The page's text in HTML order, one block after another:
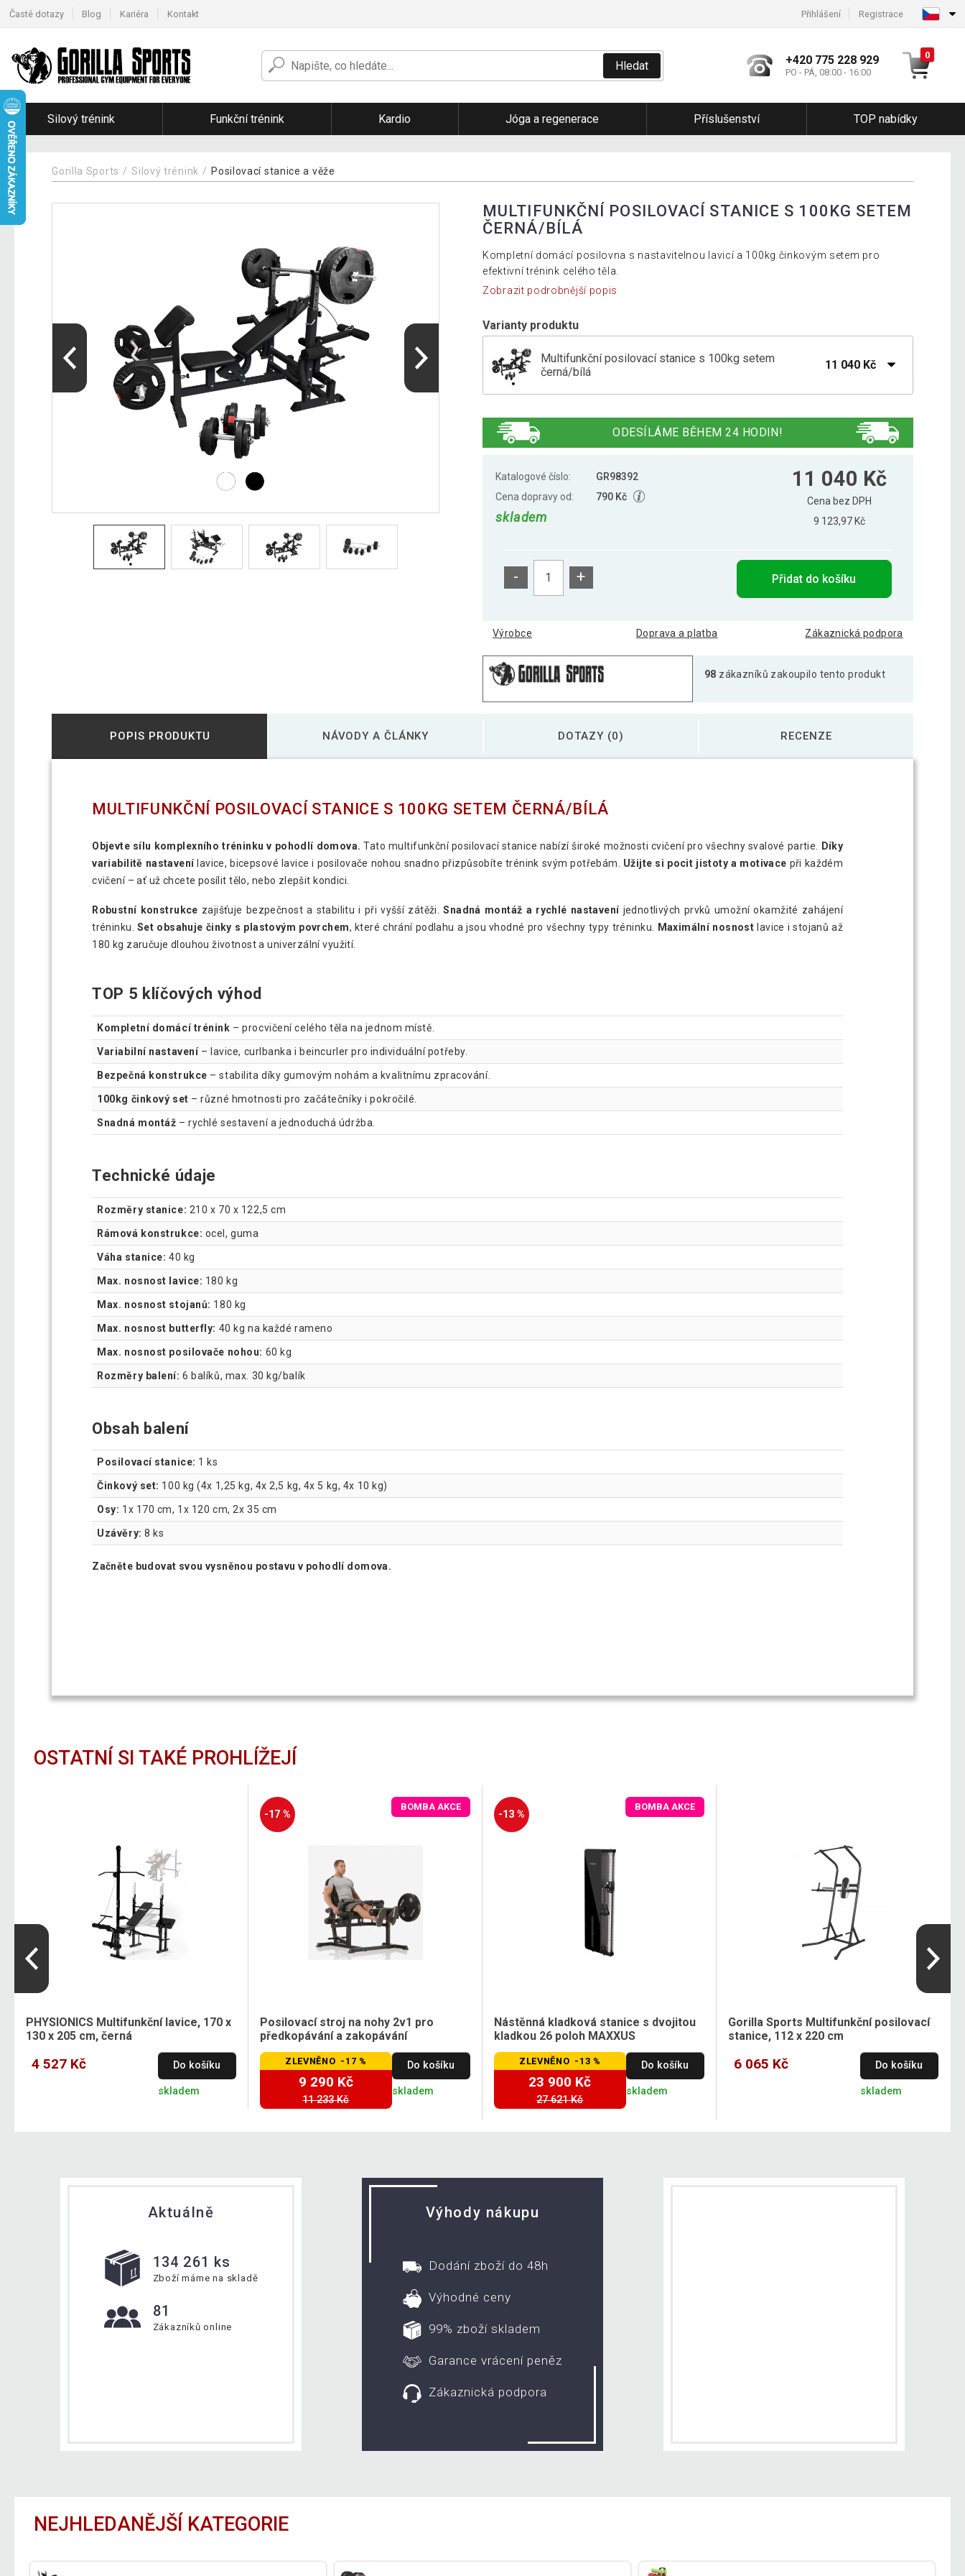
Časté dotazy Blog Kariéra Kontakt Přihlášení Registrace
Hledat +420 775 228 929
PO - PÁ, 08:00 - 16:00
0
Silový trénink Funkční trénink Kardio Jóga a regenerace Příslušenství TOP nabídky
Gorilla Sports Silový trénink Posilovací stanice a věže
MULTIFUNKČNÍ POSILOVACÍ STANICE S 100KG SETEM
ČERNÁ/BÍLÁ
Kompletní domácí posilovna s nastavitelnou lavicí a 100kg činkovým setem pro
efektivní trénink celého těla.
Zobrazit podrobnější popis
Varianty produktu
Multifunkční posilovací stanice s 100kg setem
černá/bílá
11 040 Kč
ODESÍLÁME BĚHEM 24 HODIN!
Katalogové číslo:
GR98392
Cena dopravy od:
790 Kč
skladem
11 040 Kč
Cena bez DPH
9 123,97 Kč
- + Přidat do košíku
Výrobce Doprava a platba Zákaznická podpora
98 zákazníků zakoupilo tento produkt
POPIS PRODUKTU NÁVODY A ČLÁNKY DOTAZY (0) RECENZE
MULTIFUNKČNÍ POSILOVACÍ STANICE S 100KG SETEM ČERNÁ/BÍLÁ
Objevte sílu komplexního tréninku v pohodlí domova. Tato multifunkční posilovací stanice nabízí široké možnosti cvičení pro všechny svalové partie. Díky
variabilitě nastavenílavice, bicepsové lavice i posilovače nohou snadno přizpůsobíte trénink svým potřebám. Užijte si pocit jistoty a motivace při každém
cvičení – ať už chcete posílit tělo, nebo zlepšit kondici.
Robustní konstrukce zajišťuje bezpečnost a stabilitu i při vyšší zátěži.Snadná montáž a rychlé nastaveníjednotlivých prvků umožní okamžité zahájení
tréninku. Set obsahuje činky s plastovým povrchem, které chrání podlahu a jsou vhodné pro všechny typy tréninku. Maximální nosnost lavice i stojanů až
180 kg zaručuje dlouhou životnost a univerzální využití.
TOP 5 klíčových výhod
Kompletní domácí trénink – procvičení celého těla na jednom místě.
Variabilní nastavení– lavice, curlbanka i beincurler pro individuální potřeby.
Bezpečná konstrukce – stabilita díky gumovým nohám a kvalitnímu zpracování.
100kg činkový set – různé hmotnosti pro začátečníky i pokročilé.
Snadná montáž – rychlé sestavení a jednoduchá údržba.
Technické údaje
Rozměry stanice: 210 x 70 x 122,5 cm
Rámová konstrukce: ocel, guma
Váha stanice: 40 kg
Max. nosnost lavice: 180 kg
Max. nosnost stojanů: 180 kg
Max. nosnost butterfly: 40 kg na každé rameno
Max. nosnost posilovače nohou: 60 kg
Rozměry balení: 6 balíků, max. 30 kg/balík
Obsah balení
Posilovací stanice: 1 ks
Činkový set: 100 kg (4x 1,25 kg, 4x 2,5 kg, 4x 5 kg, 4x 10 kg)
Osy: 1x 170 cm, 1x 120 cm, 2x 35 cm
Uzávěry: 8 ks
Začněte budovat svou vysněnou postavu v pohodlí domova.
OSTATNÍ SI TAKÉ PROHLÍŽEJÍ
PHYSIONICS Multifunkční lavice, 170 x
130 x 205 cm, černá
4 527 Kč Do košíku
skladem
-17 %
BOMBA AKCE
Posilovací stroj na nohy 2v1 pro
předkopávání a zakopávání
ZLEVNĚNO -17 %
9 290 Kč
11 233 Kč
Do košíku
skladem
-13 %
BOMBA AKCE
Nástěnná kladková stanice s dvojitou
kladkou 26 poloh MAXXUS
ZLEVNĚNO -13 %
23 900 Kč
27 621 Kč
Do košíku
skladem
Gorilla Sports Multifunkční posilovací
stanice, 112 x 220 cm
6 065 Kč Do košíku
skladem
Aktuálně
134 261 ks
Zboží máme na skladě
81
Zákazníků online
Výhody nákupu
Dodání zboží do 48h
Výhodné ceny
99% zboží skladem
Garance vrácení peněz
Zákaznická podpora
NEJHLEDANĚJŠÍ KATEGORIE